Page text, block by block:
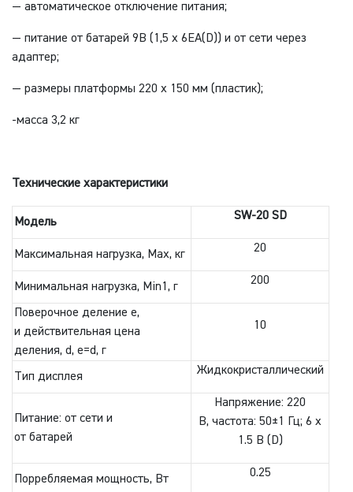
— автоматическое отключение питания;
— питание от батарей 9В (1,5 х 6ЕА(D)) и от сети через
адаптер;
— размеры платформы 220 х 150 мм (пластик);
-масса 3,2 кг
Технические характеристики
Модель SW-20 SD
Максимальная нагрузка, Max, кг 20
Минимальная нагрузка, Min1, г 200
Поверочное деление e,
и действительная цена
деления, d, e=d, г
10
Тип дисплея Жидкокристаллический
Питание: от сети и
от батарей
Напряжение: 220
В, частота: 50±1 Гц; 6 х
1.5 В (D)
Порребляемая мощность, Вт 0.25